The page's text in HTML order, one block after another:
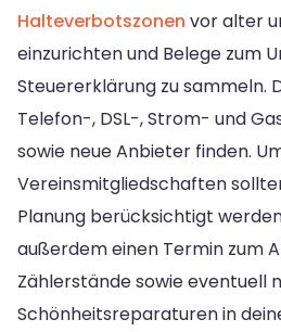
Halteverbotszonen vor alter
einzurichten und Belege zum
Steuererklärung zu sammeln.
Telefon-, DSL-, Strom- und
sowie neue Anbieter finden.
Vereinsmitgliedschaften
Planung berücksichtigt
außerdem einen Termin zum
Zählerstände sowie eventuell
Schönheitsreparaturen in